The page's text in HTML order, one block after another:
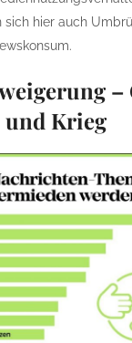
sich hier auch
–
Krieg